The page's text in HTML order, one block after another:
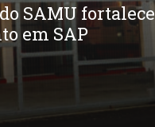
SAMU fortalece
em SAP